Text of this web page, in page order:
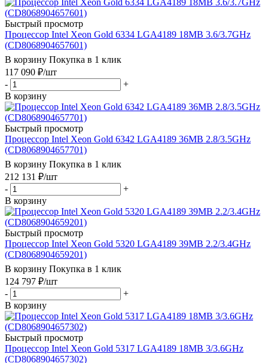
Быстрый просмотр
Процессор Intel Xeon Gold 6334 LGA4189 18MB 3.6/3.7GHz
(CD8068904657601)
В корзину Покупка в 1 клик
117 090 ₽/шт
-
+
В корзину
Быстрый просмотр
Процессор Intel Xeon Gold 6342 LGA4189 36MB 2.8/3.5GHz
(CD8068904657701)
В корзину Покупка в 1 клик
212 131 ₽/шт
-
+
В корзину
Быстрый просмотр
Процессор Intel Xeon Gold 5320 LGA4189 39MB 2.2/3.4GHz
(CD8068904659201)
В корзину Покупка в 1 клик
124 797 ₽/шт
-
+
В корзину
Быстрый просмотр
Процессор Intel Xeon Gold 5317 LGA4189 18MB 3/3.6GHz
(CD8068904657302)